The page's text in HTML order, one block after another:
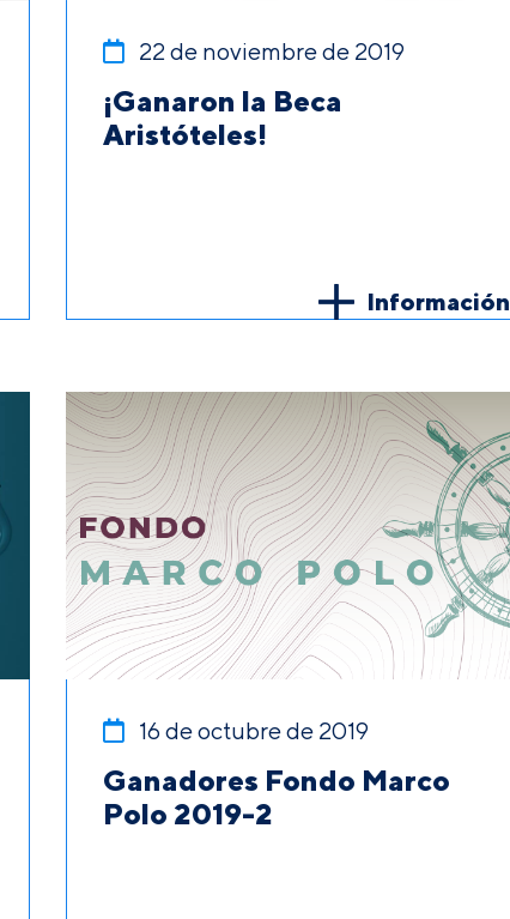
22 de noviembre de 2019
¡Ganaron la Beca
Aristóteles!
Información
16 de octubre de 2019
Ganadores Fondo Marco
Polo 2019-2